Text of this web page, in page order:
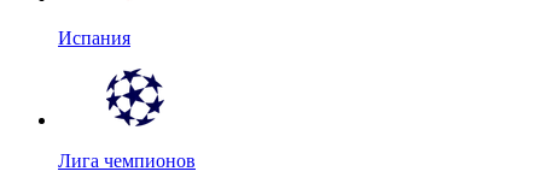
Испания
Лига чемпионов